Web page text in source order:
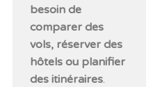
besoin de
comparer des
vols, réserver des
hôtels ou planifier
des itinéraires.